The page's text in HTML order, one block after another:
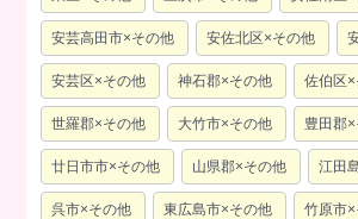
安芸高田市×その他 安佐北区×その他
安芸区×その他 神石郡×その他 佐伯区
世羅郡×その他 大竹市×その他 豊田郡
廿日市市×その他 山県郡×その他 江田
呉市×その他 東広島市×その他 竹原市